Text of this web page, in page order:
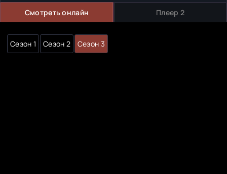
Смотреть онлайн Плеер 2
Сезон 1 Сезон 2 Сезон 3